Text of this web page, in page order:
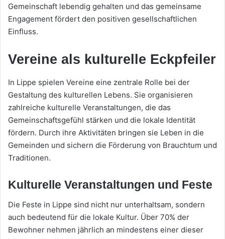
Gemeinschaft lebendig gehalten und das gemeinsame
Engagement fördert den positiven gesellschaftlichen
Einfluss.
Vereine als kulturelle Eckpfeiler
In Lippe spielen Vereine eine zentrale Rolle bei der
Gestaltung des kulturellen Lebens. Sie organisieren
zahlreiche kulturelle Veranstaltungen, die das
Gemeinschaftsgefühl stärken und die lokale Identität
fördern. Durch ihre Aktivitäten bringen sie Leben in die
Gemeinden und sichern die Förderung von Brauchtum und
Traditionen.
Kulturelle Veranstaltungen und Feste
Die Feste in Lippe sind nicht nur unterhaltsam, sondern
auch bedeutend für die lokale Kultur. Über 70% der
Bewohner nehmen jährlich an mindestens einer dieser